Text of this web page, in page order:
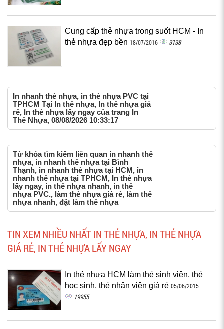
Cung cấp thẻ nhựa trong suốt HCM - In
thẻ nhựa đẹp bền‎ 18/07/2016 3138
In nhanh thẻ nhựa, in thẻ nhựa PVC tại
TPHCM Tại In thẻ nhựa, In thẻ nhựa giá
rẻ, In thẻ nhựa lấy ngay của trang In
Thẻ Nhựa, 08/08/2026 10:33:17
Từ khóa tìm kiếm liên quan in nhanh thẻ
nhựa, in nhanh thẻ nhựa tại Bình
Thạnh, in nhanh thẻ nhựa tại HCM, in
nhanh thẻ nhựa tại TPHCM, In thẻ nhựa
lấy ngay, in thẻ nhựa nhanh, in thẻ
nhựa PVC., làm thẻ nhựa giá rẻ, làm thẻ
nhựa nhanh, đặt làm thẻ nhựa
TIN XEM NHIỀU NHẤT IN THẺ NHỰA, IN THẺ NHỰA
GIÁ RẺ, IN THẺ NHỰA LẤY NGAY
In thẻ nhựa HCM làm thẻ sinh viên, thẻ
học sinh, thẻ nhân viên giá rẻ 05/06/2015
19955